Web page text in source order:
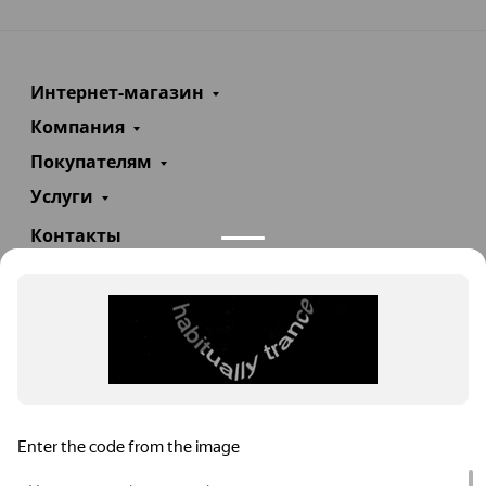
Интернет-магазин
Компания
Покупателям
Услуги
Контакты
info@teploexpert.com
Пн—Сб 09:00 – 18:00
TeploExpert.com © 2008 - 2026 Оборудование для